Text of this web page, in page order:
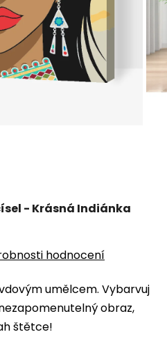
umělcem. Vybarvuj
obraz,
štětce!
- Krásná Indiánka
hodnocení